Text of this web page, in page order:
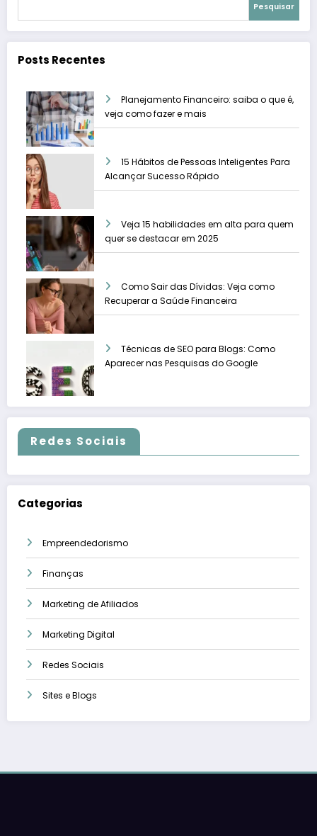
Pesquisar
Posts Recentes
Planejamento Financeiro: saiba o que é,
veja como fazer e mais
15 Hábitos de Pessoas Inteligentes Para
Alcançar Sucesso Rápido
Veja 15 habilidades em alta para quem
quer se destacar em 2025
Como Sair das Dívidas: Veja como
Recuperar a Saúde Financeira
Técnicas de SEO para Blogs: Como
Aparecer nas Pesquisas do Google
Redes Sociais
Categorias
Empreendedorismo
Finanças
Marketing de Afiliados
Marketing Digital
Redes Sociais
Sites e Blogs